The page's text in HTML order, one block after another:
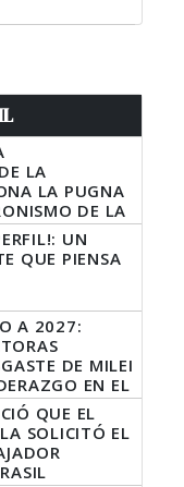
LA
LA PUGNA
DE LA
UN
QUE PIENSA
A 2027:
DE MILEI
EN EL
QUE EL
SOLICITÓ EL